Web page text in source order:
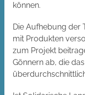
können.
Die Aufhebung der
mit Produkten
zum Projekt
Gönnern ab, die